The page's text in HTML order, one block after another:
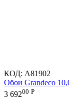
КОД: A81902
Обои Grandeco
3 69200 Р